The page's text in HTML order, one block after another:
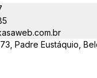
Padre Eustáquio,